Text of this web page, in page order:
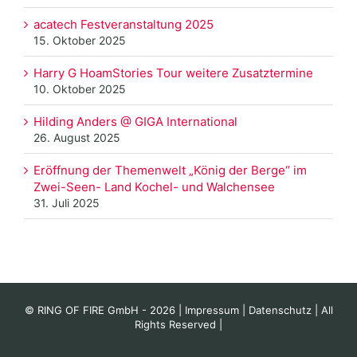
acatech Festveranstaltung 2025
15. Oktober 2025
Harry G HoamStories Tour weitere Zusatztermine
10. Oktober 2025
Hilding Anders @ GIGA International
26. August 2025
Eröffnung der Themenwelt „König der Berge“ im
Zwei-Seen- Land Kochel- und Walchensee
31. Juli 2025
© RING OF FIRE GmbH - 2026 | Impressum| Datenschutz| All
Rights Reserved |